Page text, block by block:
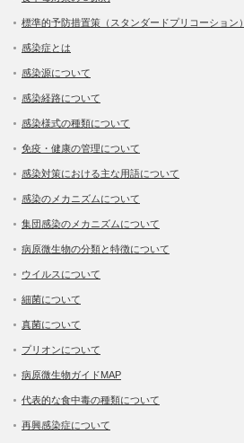
標準的予防措置策（スタンダードプリコーション）
感染症とは
感染源について
感染経路について
感染様式の種類について
免疫・健康の管理について
感染対策における主な用語について
感染のメカニズムについて
集団感染のメカニズムについて
病原微生物の分類と特徴について
ウイルスについて
細菌について
真菌について
プリオンについて
病原微生物ガイドMAP
代表的な食中毒の種類について
再興感染症について